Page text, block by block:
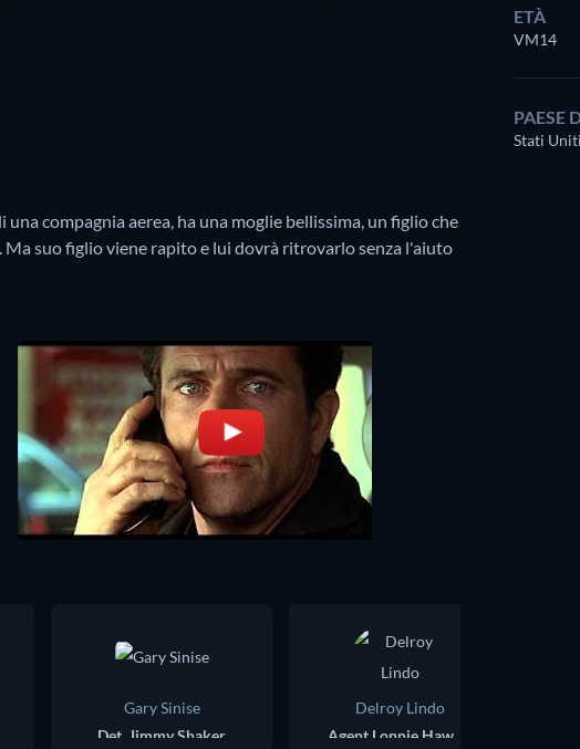
compagnia aerea, ha una moglie bellissima, un figlio che
suo figlio viene rapito e lui dovrà ritrovarlo senza l'aiuto
ETÀ
VM14
PAESE
Stati Uniti
Gary Sinise
Det. Jimmy Shaker
Delroy Lindo